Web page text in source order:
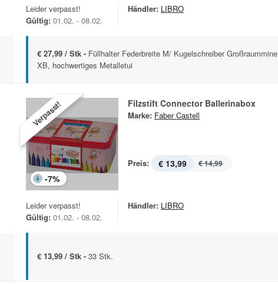
Leider verpasst!
Gültig: 01.02. - 08.02.
Händler: LIBRO
€ 27,99 / Stk - Füllhalter Federbreite M/ Kugelschreiber Großraummine
XB, hochwertiges Metalletui
Verpasst!
-7%
Filzstift Connector Ballerinabox
Marke: Faber Castell
Preis: € 13,99 € 14,99
Leider verpasst!
Gültig: 01.02. - 08.02.
Händler: LIBRO
€ 13,99 / Stk - 33 Stk.